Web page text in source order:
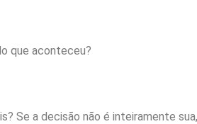
que aconteceu?
Se a decisão não é inteiramente